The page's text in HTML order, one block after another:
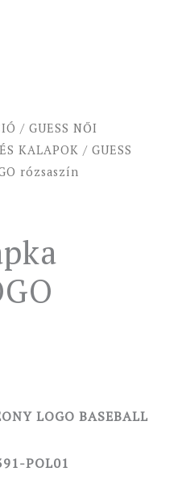
/ GUESS NŐI
KALAPOK / GUESS
rózsaszín
LOGO BASEBALL
POL01